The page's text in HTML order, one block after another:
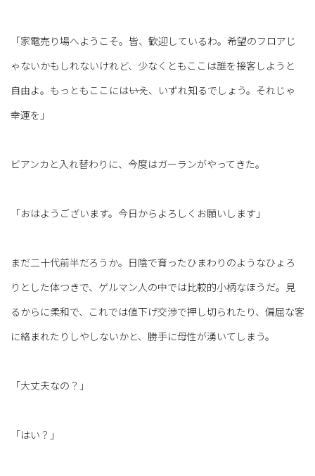
「家電売り場へようこそ。皆、歓迎しているわ。希望のフロアじ
ゃないかもしれないけれど、少なくともここは誰を接客しようと
自由よ。もっともここには――いえ、いずれ知るでしょう。それじゃ
幸運を」
ビアンカと入れ替わりに、今度はガーランがやってきた。
「おはようございます。今日からよろしくお願いします」
まだ二十代前半だろうか。日陰で育ったひまわりのようなひょろ
りとした体つきで、ゲルマン人の中では比較的小柄なほうだ。見
るからに柔和で、これでは値下げ交渉で押し切られたり、偏屈な客
に絡まれたりしやしないかと、勝手に母性が湧いてしまう。
「大丈夫なの？」
「はい？」